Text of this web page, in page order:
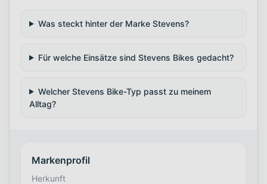
Was steckt hinter der Marke Stevens?
Für welche Einsätze sind Stevens Bikes gedacht?
Welcher Stevens Bike-Typ passt zu meinem
Alltag?
Markenprofil
Herkunft